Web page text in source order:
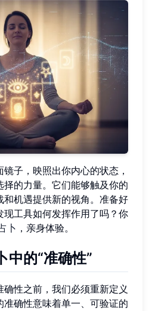
子，映照出你内心的状态，
的力量。它们能够触及你的
和机遇提供新的视角。准备好
现工具如何发挥作用了吗？你
卜 ，亲身体验。
中的“准确性”
性之前，我们必须重新定义
确性意味着单一、可验证的